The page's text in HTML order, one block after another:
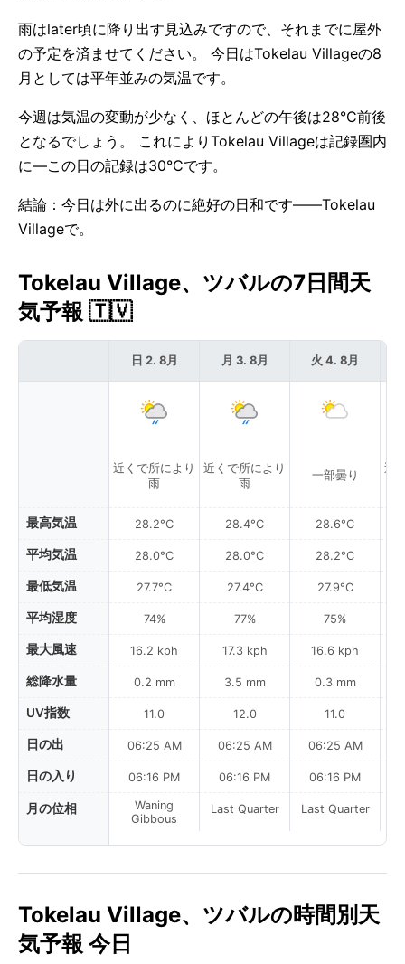
雨はlater頃に降り出す見込みですので、それまでに屋外
の予定を済ませてください。 今日はTokelau Villageの8
月としては平年並みの気温です。
今週は気温の変動が少なく、ほとんどの午後は28°C前後
となるでしょう。 これによりTokelau Villageは記録圏内
に—この日の記録は30°Cです。
結論：今日は外に出るのに絶好の日和です——Tokelau
Villageで。
Tokelau Village、ツバルの7日間天
気予報 🇹🇻
最高気温
平均気温
最低気温
平均湿度
最大風速
総降水量
UV指数
日の出
日の入り
月の位相
日 2. 8月
近くで所により
雨
28.2°C
28.0°C
27.7°C
74%
16.2 kph
0.2 mm
11.0
06:25 AM
06:16 PM
Waning
Gibbous
月 3. 8月
近くで所により
雨
28.4°C
28.0°C
27.4°C
77%
17.3 kph
3.5 mm
12.0
06:25 AM
06:16 PM
Last Quarter
火 4. 8月
一部曇り
28.6°C
28.2°C
27.9°C
75%
16.6 kph
0.3 mm
11.0
06:25 AM
06:16 PM
Last Quarter
近
Tokelau Village、ツバルの時間別天
気予報 今日